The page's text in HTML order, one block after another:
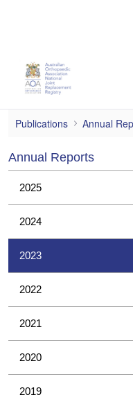
Supplementary
Publications Annual
Annual Reports
2025
2024
2023
2022
2021
2020
2019